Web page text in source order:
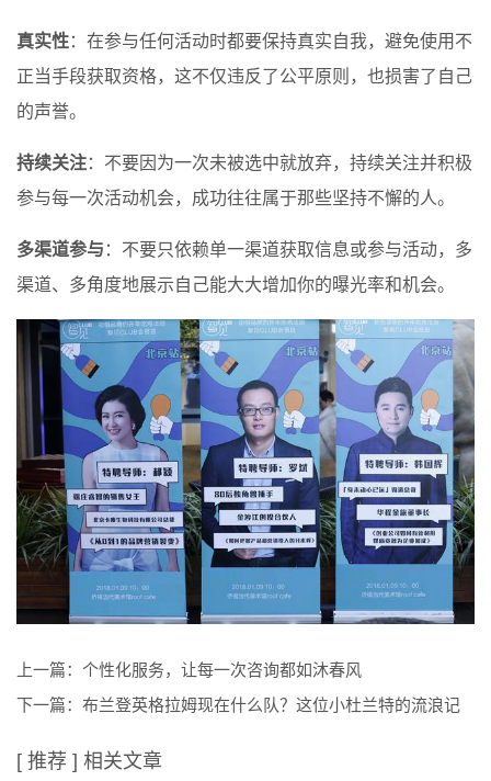
真实性：在参与任何活动时都要保持真实自我，避免使用不
正当手段获取资格，这不仅违反了公平原则，也损害了自己
的声誉。
持续关注：不要因为一次未被选中就放弃，持续关注并积极
参与每一次活动机会，成功往往属于那些坚持不懈的人。
多渠道参与 ：不要只依赖单一渠道获取信息或参与活动，多
渠道、多角度地展示自己能大大增加你的曝光率和机会。
上一篇： 个性化服务，让每一次咨询都如沐春风
下一篇： 布兰登英格拉姆现在什么队？这位小杜兰特的流浪记
[ 推荐 ] 相关文章